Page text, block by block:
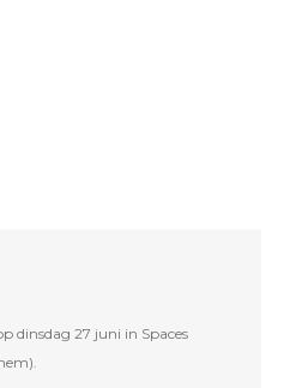
dinsdag 27 juni in Spaces